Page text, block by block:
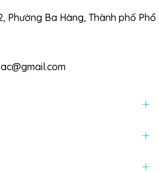
Phường Ba Hàng, Thành phố Phổ